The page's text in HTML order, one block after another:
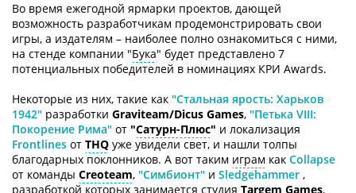
Во время ежегодной ярмарки проектов, дающей
возможность разработчикам продемонстрировать свои
игры, а издателям – наиболее полно ознакомиться с ними,
на стенде компании "Бука" будет представлено 7
потенциальных победителей в номинациях КРИ Awards.
Некоторые из них, такие как "Стальная ярость: Харьков
1942" разработки Graviteam/Dicus Games, "Петька VIII:
Покорение Рима" от "Сатурн-Плюс" и локализация
Frontlines от THQ уже увидели свет, и нашли толпы
благодарных поклонников. А вот таким играм как Collapse
от команды Creoteam, "Симбионт" и Sledgehammer ,
разработкой которых занимается студия Тargem Games,